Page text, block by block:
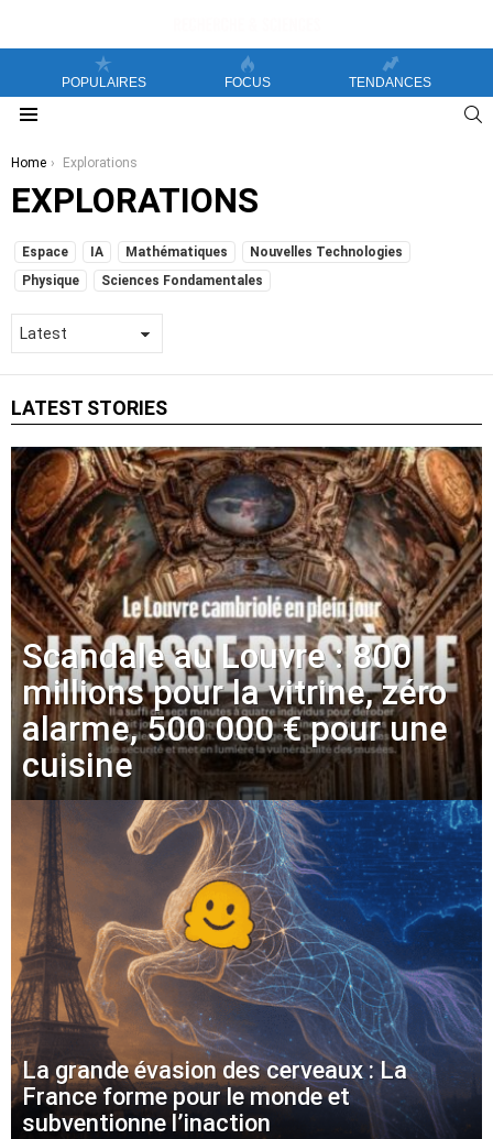
POPULAIRES FOCUS TENDANCES
You are here:
Home Explorations
EXPLORATIONS
SUBTERMS
Espace IA Mathématiques
Nouvelles Technologies
Physique
Sciences Fondamentales
LATEST STORIES
Scandale au Louvre : 800
millions pour la vitrine, zéro
alarme, 500 000 € pour une
cuisine
La grande évasion des cerveaux : La
France forme pour le monde et
subventionne l’inaction